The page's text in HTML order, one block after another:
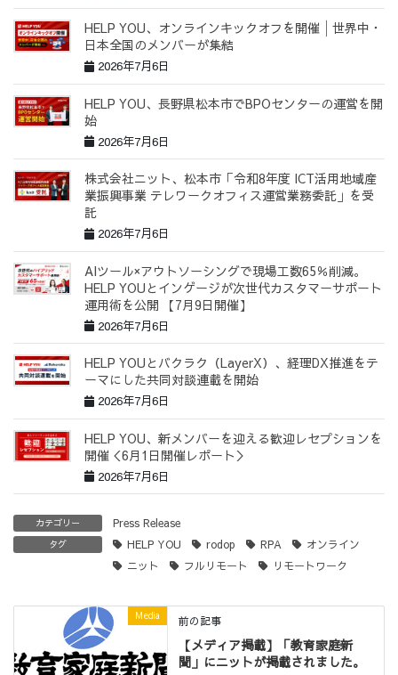
HELP YOU、オンラインキックオフを開催│世界中・
日本全国のメンバーが集結
2026年7月6日
HELP YOU、長野県松本市でBPOセンターの運営を開
始
2026年7月6日
株式会社ニット、松本市「令和8年度 ICT活用地域産
業振興事業 テレワークオフィス運営業務委託」を受
託
2026年7月6日
AIツール×アウトソーシングで現場工数65％削減。
HELP YOUとインゲージが次世代カスタマーサポート
運用術を公開 【7月9日開催】
2026年7月6日
HELP YOUとバクラク（LayerX）、経理DX推進をテ
ーマにした共同対談連載を開始
2026年7月6日
HELP YOU、新メンバーを迎える歓迎レセプションを
開催＜6月1日開催レポート＞
2026年7月6日
カテゴリー Press Release
タグ HELP YOU rodop RPA
オンライン
ニット
フルリモート リモートワーク
Media 前の記事
【メディア掲載】「教育家庭新
聞」にニットが掲載されました。